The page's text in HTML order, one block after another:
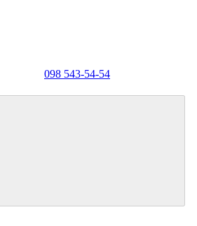
098 543-54-54